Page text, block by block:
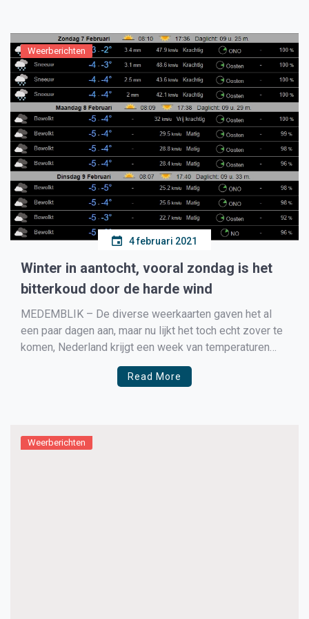
Weerberichten
4 februari 2021
Winter in aantocht, vooral zondag is het
bitterkoud door de harde wind
MEDEMBLIK – De diverse weerkaarten gaven het al
een paar dagen aan, maar nu lijkt het toch echt zover te
komen, Nederland krijgt een week van temperaturen
onder het vriespunt en vooral op zondag met lokaal
veel sneeuwval. Maar zondag staat er ook een harde
Read More
Weerberichten